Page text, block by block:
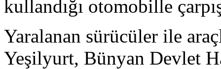
kullandığı otomobille
Yaralanan sürücüler ile
Yeşilyurt, Bünyan Devlet